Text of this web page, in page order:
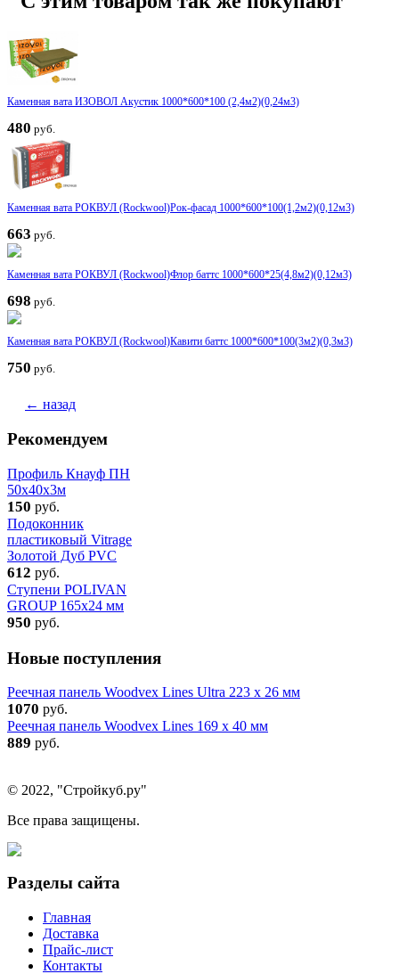
Каменная вата ИЗОВОЛ Акустик 1000*600*100 (2,4м2)(0,24м3)
480 руб.
Каменная вата РОКВУЛ (Rockwool)Рок-фасад 1000*600*100(1,2м2)(0,12м3)
663 руб.
Каменная вата РОКВУЛ (Rockwool)Флор баттс 1000*600*25(4,8м2)(0,12м3)
698 руб.
Каменная вата РОКВУЛ (Rockwool)Кавити баттс 1000*600*100(3м2)(0,3м3)
750 руб.
← назад
Рекомендуем
Профиль Кнауф ПН
50x40x3м
150 руб.
Подоконник
пластиковый Vitrage
Золотой Дуб PVC
612 руб.
Ступени POLIVAN
GROUP 165x24 мм
950 руб.
Новые поступления
Реечная панель Woodvex Lines Ultra 223 x 26 мм
1070 руб.
Реечная панель Woodvex Lines 169 x 40 мм
889 руб.
© 2022, "Стройкуб.ру"
Все права защищены.
Разделы сайта
Главная
Доставка
Прайс-лист
Контакты